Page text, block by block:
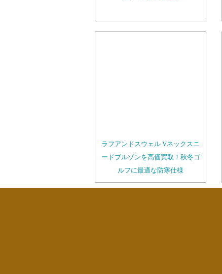
ラフアンドスウェル Vネックスニ
ードブルゾンを高価買取！秋冬ゴ
ルフに最適な防寒仕様